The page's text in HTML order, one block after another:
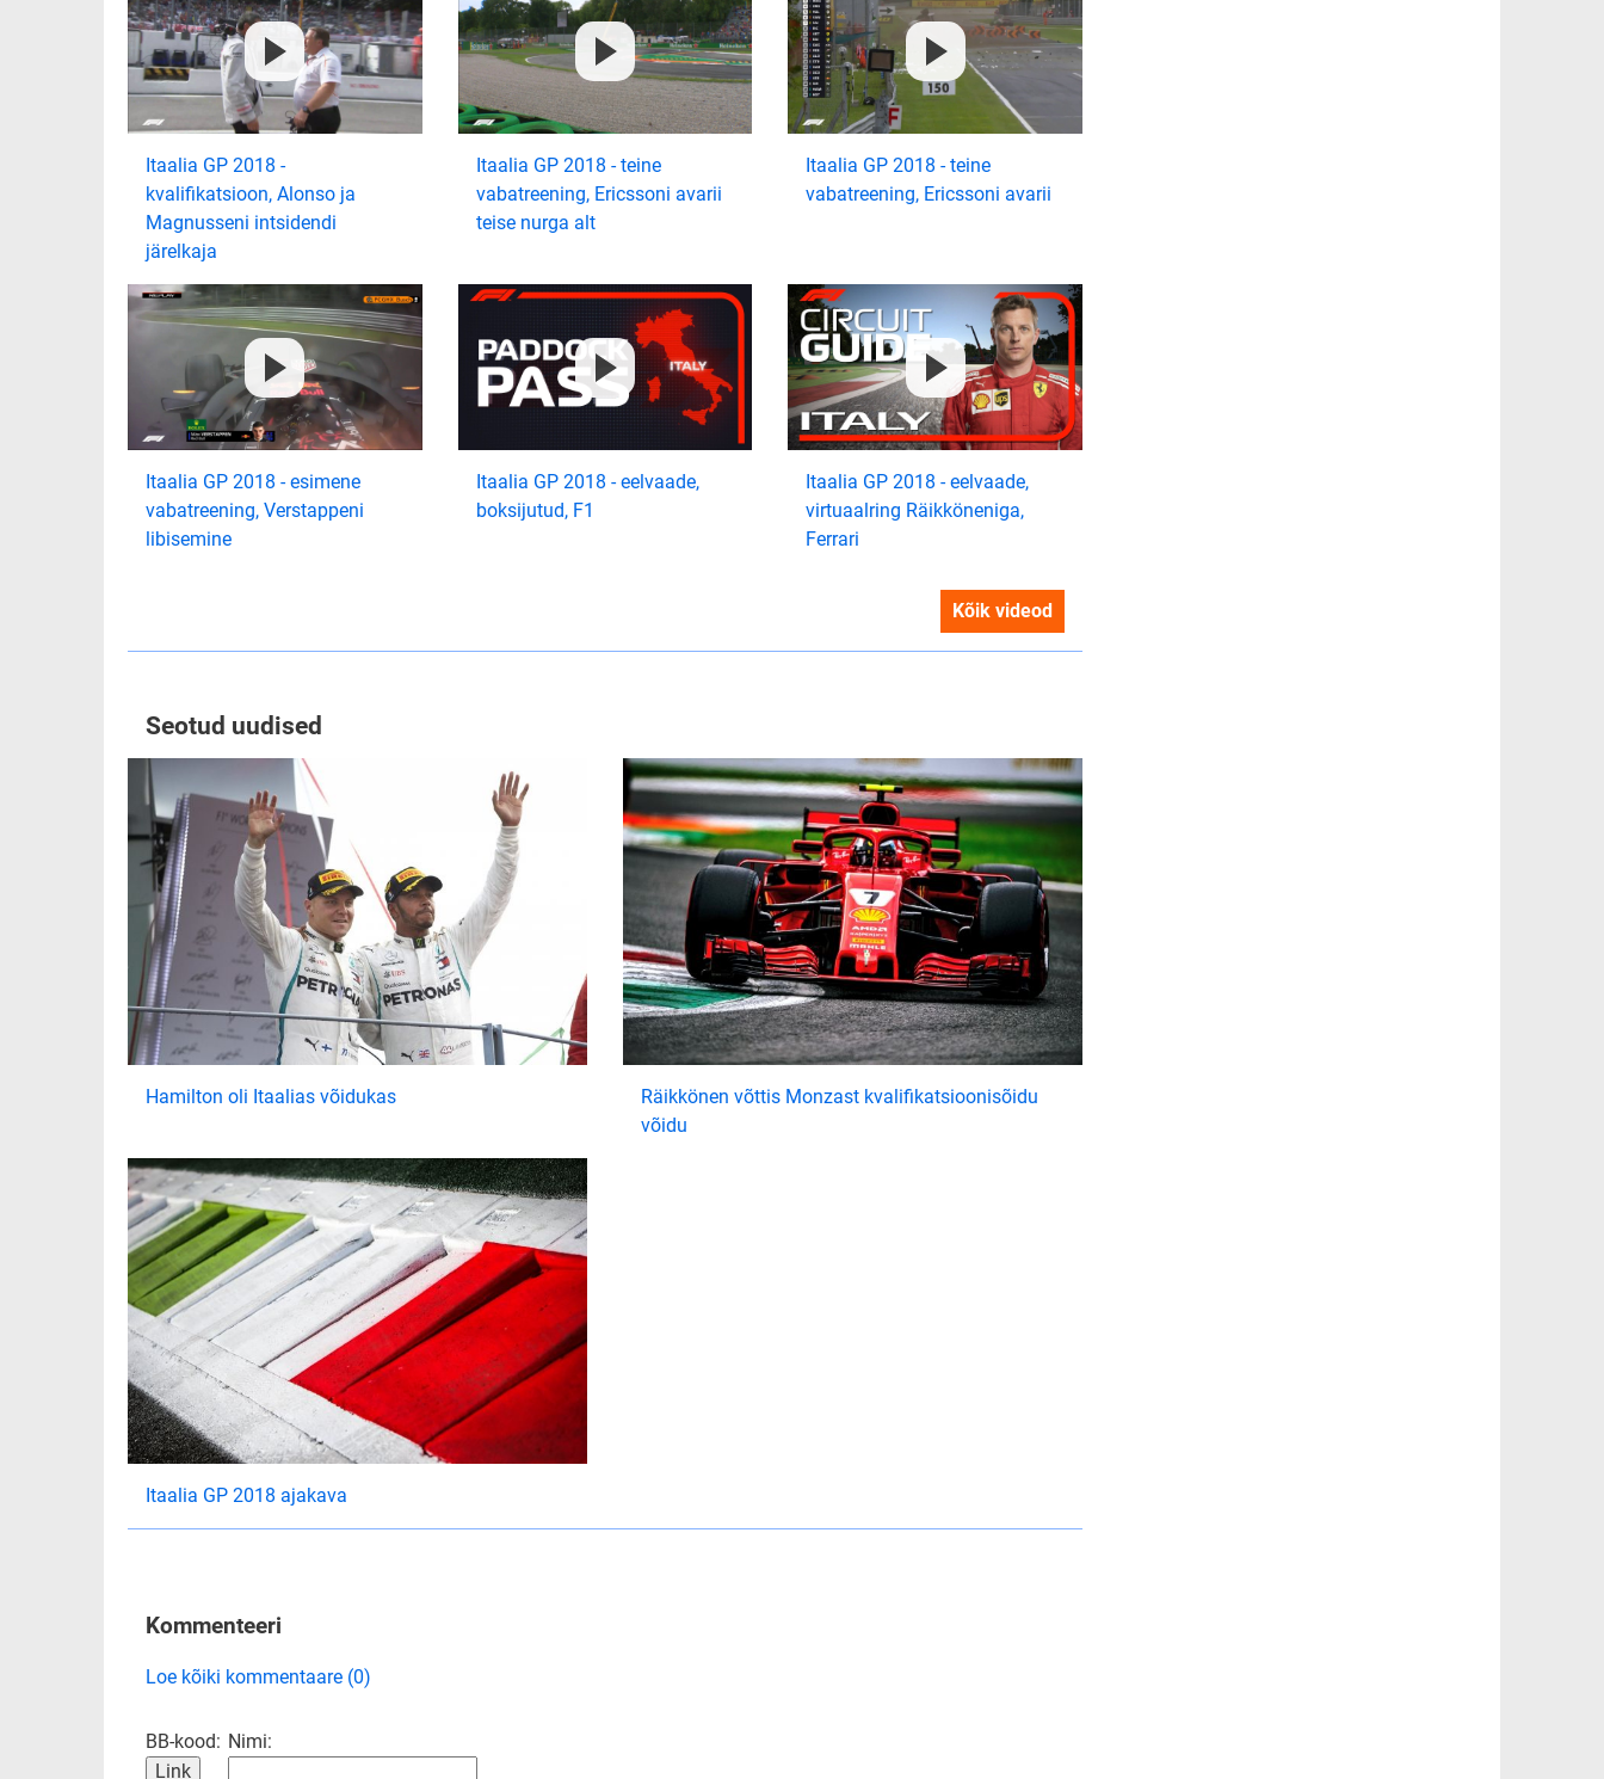
Itaalia GP 2018 -
kvalifikatsioon, Alonso ja
Magnusseni intsidendi
järelkaja
Itaalia GP 2018 - teine
vabatreening, Ericssoni avarii
teise nurga alt
Itaalia GP 2018 - teine
vabatreening, Ericssoni avarii
Itaalia GP 2018 - esimene
vabatreening, Verstappeni
libisemine
Itaalia GP 2018 - eelvaade,
boksijutud, F1
Itaalia GP 2018 - eelvaade,
virtuaalring Räikköneniga,
Ferrari
Kõik videod
Seotud uudised
Hamilton oli Itaalias võidukas
Räikkönen võttis Monzast kvalifikatsioonisõidu
võidu
Itaalia GP 2018 ajakava
Kommenteeri
Loe kõiki kommentaare (0)
BB-kood: Nimi: